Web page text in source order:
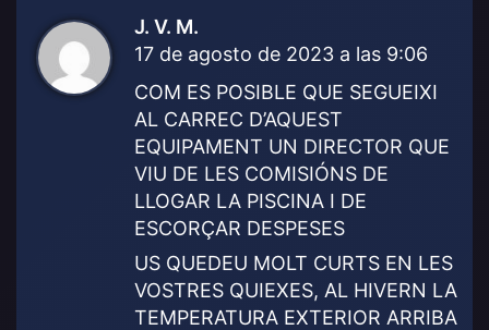
J. V. M.
i
c
e
:
17 de agosto de 2023 a las 9:06
COM ES POSIBLE QUE SEGUEIXI
AL CARREC D’AQUEST
EQUIPAMENT UN DIRECTOR QUE
VIU DE LES COMISIÓNS DE
LLOGAR LA PISCINA I DE
ESCORÇAR DESPESES
US QUEDEU MOLT CURTS EN LES
VOSTRES QUIEXES, AL HIVERN LA
TEMPERATURA EXTERIOR ARRIBA